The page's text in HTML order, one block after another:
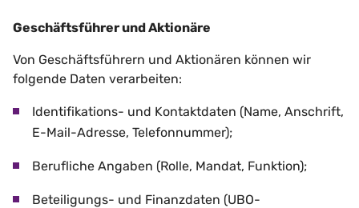
Geschäftsführer und Aktionäre
Von Geschäftsführern und Aktionären können wir
folgende Daten verarbeiten:
Identifikations- und Kontaktdaten (Name, Anschrift,
E-Mail-Adresse, Telefonnummer);
Berufliche Angaben (Rolle, Mandat, Funktion);
Beteiligungs- und Finanzdaten (UBO-